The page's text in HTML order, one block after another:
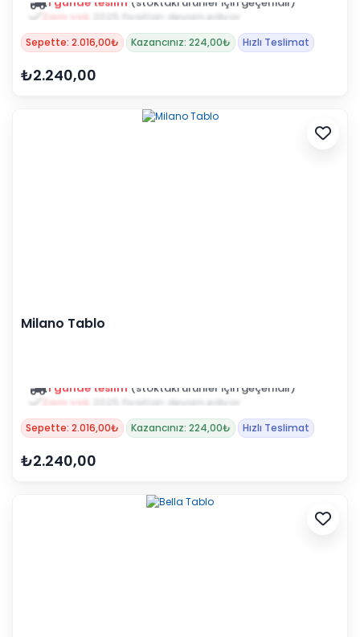
Zam yok 2025 fiyatları devam ediyor
Sepette: 2.016,00₺ Kazancınız: 224,00₺ Hızlı Teslimat
₺2.240,00
Milano Tablo
Zam yok 2025 fiyatları devam ediyor
Sepette: 2.016,00₺ Kazancınız: 224,00₺ Hızlı Teslimat
₺2.240,00